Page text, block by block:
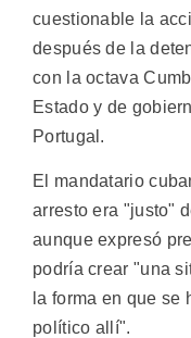
cuestionable la
después de la
con la octava
Estado y de
Portugal.
El mandatario
arresto era "justo"
aunque expresó
podría crear "una
la forma en que se
político allí".